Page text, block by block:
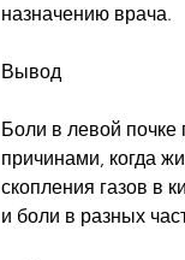
назначению врача.
Вывод
Боли в левой
причинами, когда
скопления газов в
и боли в разных